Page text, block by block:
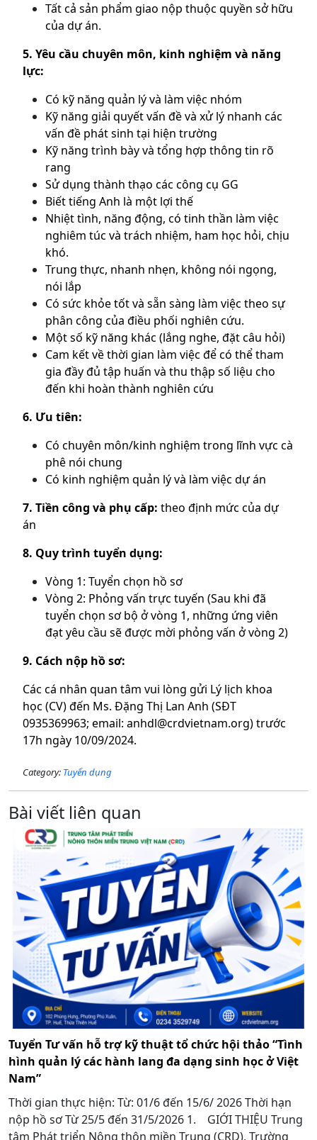
Tất cả sản phẩm giao nộp thuộc quyền sở hữu
của dự án.
5. Yêu cầu chuyên môn, kinh nghiệm và năng
lực:
Có kỹ năng quản lý và làm việc nhóm
Kỹ năng giải quyết vấn đề và xử lý nhanh các
vấn đề phát sinh tại hiện trường
Kỹ năng trình bày và tổng hợp thông tin rõ
rang
Sử dụng thành thạo các công cụ GG
Biết tiếng Anh là một lợi thế
Nhiệt tình, năng động, có tinh thần làm việc
nghiêm túc và trách nhiệm, ham học hỏi, chịu
khó.
Trung thực, nhanh nhẹn, không nói ngọng,
nói lắp
Có sức khỏe tốt và sẵn sàng làm việc theo sự
phân công của điều phối nghiên cứu.
Một số kỹ năng khác (lắng nghe, đặt câu hỏi)
Cam kết về thời gian làm việc để có thể tham
gia đầy đủ tập huấn và thu thập số liệu cho
đến khi hoàn thành nghiên cứu
6. Ưu tiên:
Có chuyên môn/kinh nghiệm trong lĩnh vực cà
phê nói chung
Có kinh nghiệm quản lý và làm việc dự án
7. Tiền công và phụ cấp: theo định mức của dự
án
8. Quy trình tuyển dụng:
Vòng 1: Tuyển chọn hồ sơ
Vòng 2: Phỏng vấn trực tuyến (Sau khi đã
tuyển chọn sơ bộ ở vòng 1, những ứng viên
đạt yêu cầu sẽ được mời phỏng vấn ở vòng 2)
9. Cách nộp hồ sơ:
Các cá nhân quan tâm vui lòng gửi Lý lịch khoa
học (CV) đến Ms. Đặng Thị Lan Anh (SĐT
0935369963; email: anhdl@crdvietnam.org) trước
17h ngày 10/09/2024.
Category: Tuyển dụng
Bài viết liên quan
Tuyển Tư vấn hỗ trợ kỹ thuật tổ chức hội thảo “Tình
hình quản lý các hành lang đa dạng sinh học ở Việt
Nam”
Thời gian thực hiện: Từ: 01/6 đến 15/6/ 2026 Thời hạn
nộp hồ sơ Từ 25/5 đến 31/5/2026 1. GIỚI THIỆU Trung
tâm Phát triển Nông thôn miền Trung (CRD), Trường